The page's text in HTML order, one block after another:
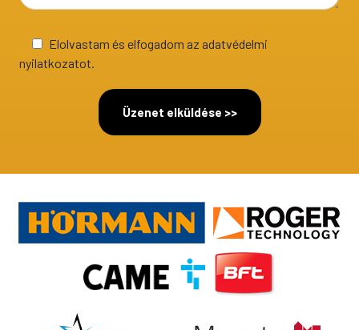
Elolvastam és elfogadom az adatvédelmi
nyilatkozatot.